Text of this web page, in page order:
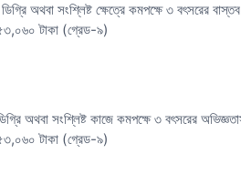
অথবা সংশ্লিষ্ট ক্ষেত্রে কমপক্ষে ৩ বৎসরের
টাকা (গ্রেড-৯)
অথবা সংশ্লিষ্ট কাজে কমপক্ষে ৩ বৎসরের
টাকা (গ্রেড-৯)